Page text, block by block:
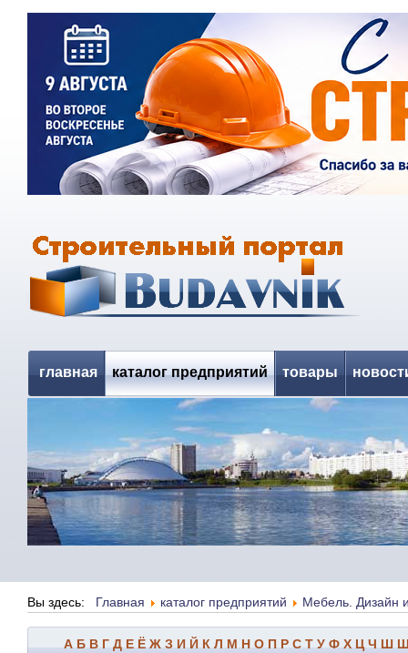
главная каталог предприятий товары
Вы здесь: Главная каталог предприятий Мебель. Дизайн
А Б В Г Д Е Ё Ж З И Й К Л М Н О П Р С Т У Ф Х Ц Ч Ш